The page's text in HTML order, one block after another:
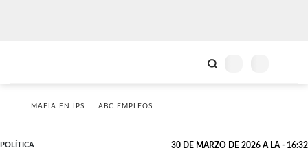
MAFIA EN IPS ABC EMPLEOS
POLÍTICA 30 DE MARZO DE 2026 A LA - 16:32